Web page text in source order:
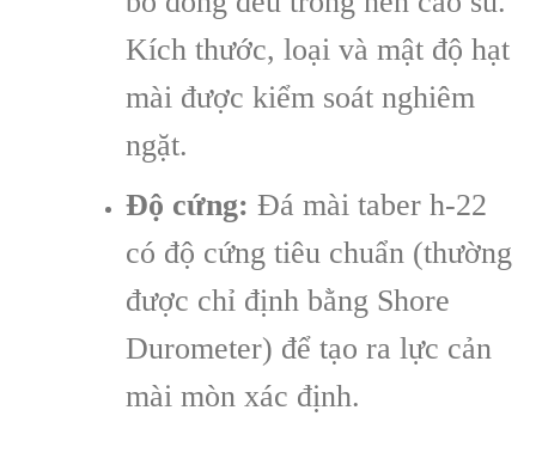
Kích thước, loại và mật độ hạt
mài được kiểm soát nghiêm
ngặt.
Độ cứng: Đá mài taber h-22
có độ cứng tiêu chuẩn (thường
được chỉ định bằng Shore
Durometer) để tạo ra lực cản
mài mòn xác định.